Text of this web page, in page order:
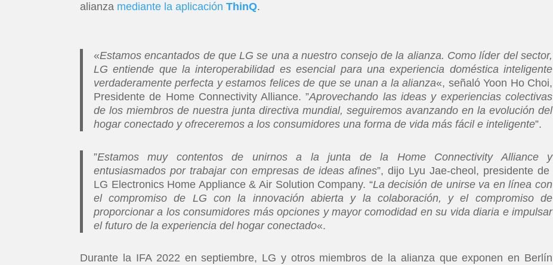
alianza mediante la aplicaciónThinQ.
«Estamos encantados de que LG se una a nuestro consejo de la alianza. Como líder del sector,
LG entiende que la interoperabilidad es esencial para una experiencia doméstica inteligente
verdaderamente perfecta y estamos felices de que se unan a la alianza«, señaló Yoon Ho Choi,
Presidente de Home Connectivity Alliance. ”Aprovechando las ideas y experiencias colectivas
de los miembros de nuestra junta directiva mundial, seguiremos avanzando en la evolución del
hogar conectado y ofreceremos a los consumidores una forma de vida más fácil e inteligente”.
”Estamos muy contentos de unirnos a la junta de la Home Connectivity Alliance y
entusiasmados por trabajar con empresas de ideas afines”, dijo Lyu Jae-cheol, presidente de
LG Electronics Home Appliance & Air Solution Company. “La decisión de unirse va en línea con
el compromiso de LG con la innovación abierta y la colaboración, y el compromiso de
proporcionar a los consumidores más opciones y mayor comodidad en su vida diaria e impulsar
el futuro de la experiencia del hogar conectado«.
Durante la IFA 2022 en septiembre, LG y otros miembros de la alianza que exponen en Berlín